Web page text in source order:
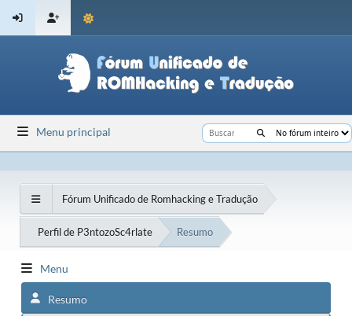
Menu principal
Fórum Unificado de Romhacking e Tradução
Perfil de P3ntozoSc4rlate Resumo
Menu
Resumo